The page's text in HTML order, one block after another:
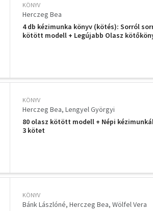
KÖNYV
Herczeg Bea
4 db kézimunka könyv (kötés): Sorról
kötött modell + Legújabb Olasz
KÖNYV
Herczeg Bea Lengyel Györgyi
80 olasz kötött modell + Népi
3 kötet
KÖNYV
Bánk Lászlóné Herczeg Bea Wölfel Vera